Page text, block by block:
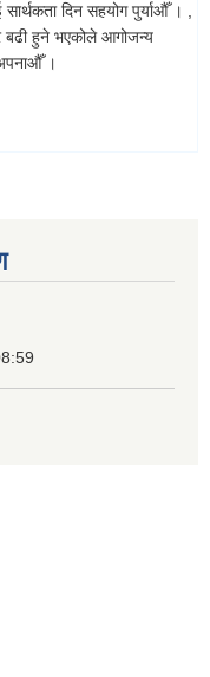
दिन सहयोग पुर्याऔँ । ,
बढी हुने भएकोले आगोजन्य
अपनाऔँ ।